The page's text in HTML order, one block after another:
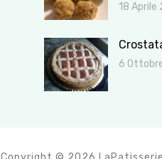
18 Aprile
6